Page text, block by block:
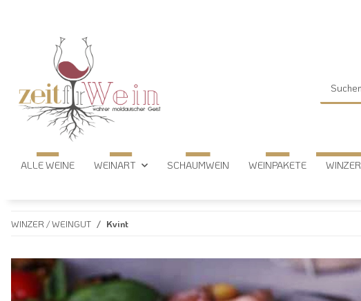
ALLE WEINE WEINART SCHAUMWEIN WEINPAKETE
WINZER / WEINGUT Kvint